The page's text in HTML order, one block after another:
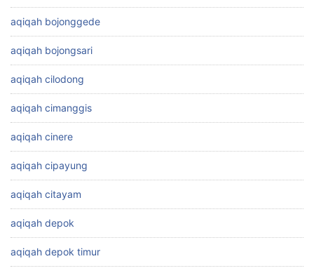
aqiqah bojonggede
aqiqah bojongsari
aqiqah cilodong
aqiqah cimanggis
aqiqah cinere
aqiqah cipayung
aqiqah citayam
aqiqah depok
aqiqah depok timur